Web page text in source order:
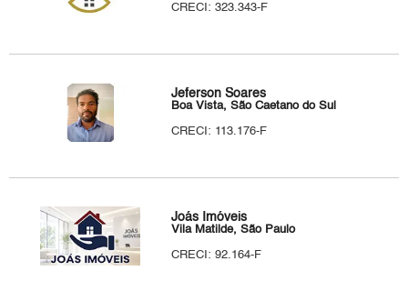
CRECI: 323.343-F
Jeferson Soares
Boa Vista, São Caetano do Sul
CRECI: 113.176-F
Joás Imóveis
Vila Matilde, São Paulo
CRECI: 92.164-F